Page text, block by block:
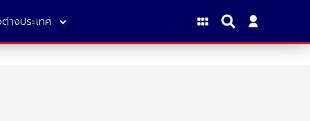
ต่างประเทศ